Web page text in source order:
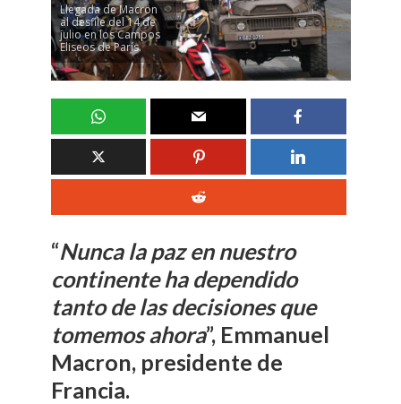
Llegada de Macron
al desfile del 14 de
julio en los Campos
Eliseos de París.
“Nunca la paz en nuestro
continente ha dependido
tanto de las decisiones que
tomemos ahora”, Emmanuel
Macron, presidente de
Francia.